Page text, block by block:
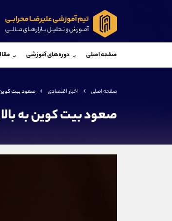
صفحه اصلی دوره‌های آموزشی
صفحه اصلی اخبار اقتصادی صعود بیت کوین به
صعود بیت کوین به بالای 70 هزار
@Armteam_admin_104
تلفن